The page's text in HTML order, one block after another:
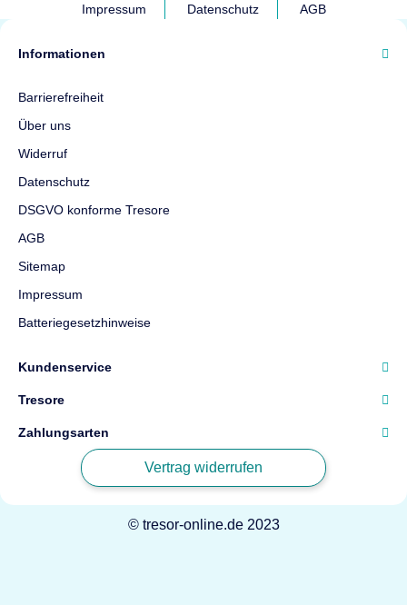
Impressum Datenschutz AGB
Informationen
Barrierefreiheit
Über uns
Widerruf
Datenschutz
DSGVO konforme Tresore
AGB
Sitemap
Impressum
Batteriegesetzhinweise
Kundenservice
Tresore
Zahlungsarten
Vertrag widerrufen
© tresor-online.de 2023